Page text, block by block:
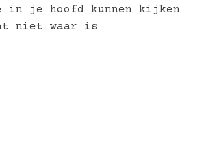
in je hoofd kunnen kijken
niet waar is